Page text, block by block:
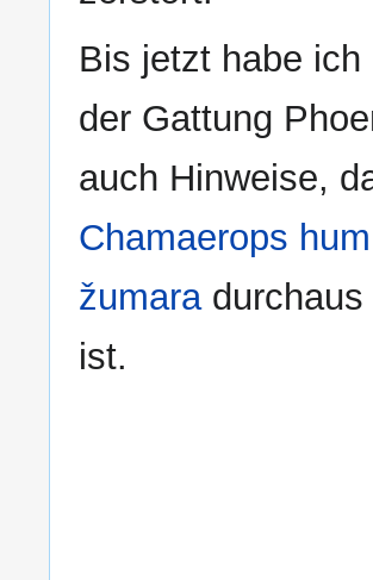
Bis jetzt habe
der Gattung
auch Hinweise,
Chamaerops
žumaradurchaus
ist.